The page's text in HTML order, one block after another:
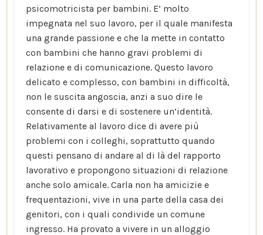
psicomotricista per bambini. E’ molto
impegnata nel suo lavoro, per il quale manifesta
una grande passione e che la mette in contatto
con bambini che hanno gravi problemi di
relazione e di comunicazione. Questo lavoro
delicato e complesso, con bambini in difficoltà,
non le suscita angoscia, anzi a suo dire le
consente di darsi e di sostenere un’identità.
Relativamente al lavoro dice di avere più
problemi con i colleghi, soprattutto quando
questi pensano di andare al di là del rapporto
lavorativo e propongono situazioni di relazione
anche solo amicale. Carla non ha amicizie e
frequentazioni, vive in una parte della casa dei
genitori, con i quali condivide un comune
ingresso. Ha provato a vivere in un alloggio